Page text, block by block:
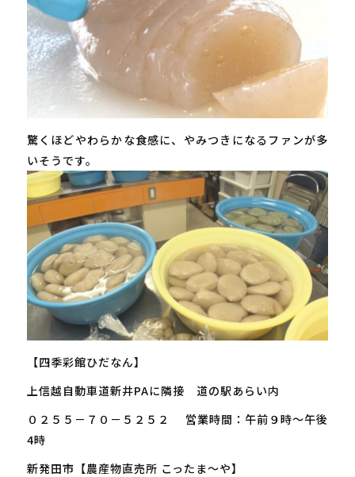
驚くほどやわらかな食感に、やみつきになるファンが多
いそうです。
【四季彩館ひだなん】
上信越自動車道新井PAに隣接 道の駅あらい内
０２５５－７０－５２５２ 営業時間：午前９時～午後
4時
新発田市【農産物直売所 こったま～や】